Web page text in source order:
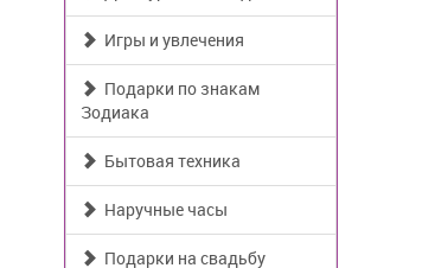
Игры и увлечения
Подарки по знакам
Зодиака
Бытовая техника
Наручные часы
Подарки на свадьбу